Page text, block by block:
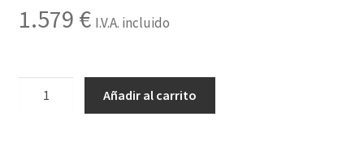
1.579 € I.V.A. incluido
Añadir al carrito